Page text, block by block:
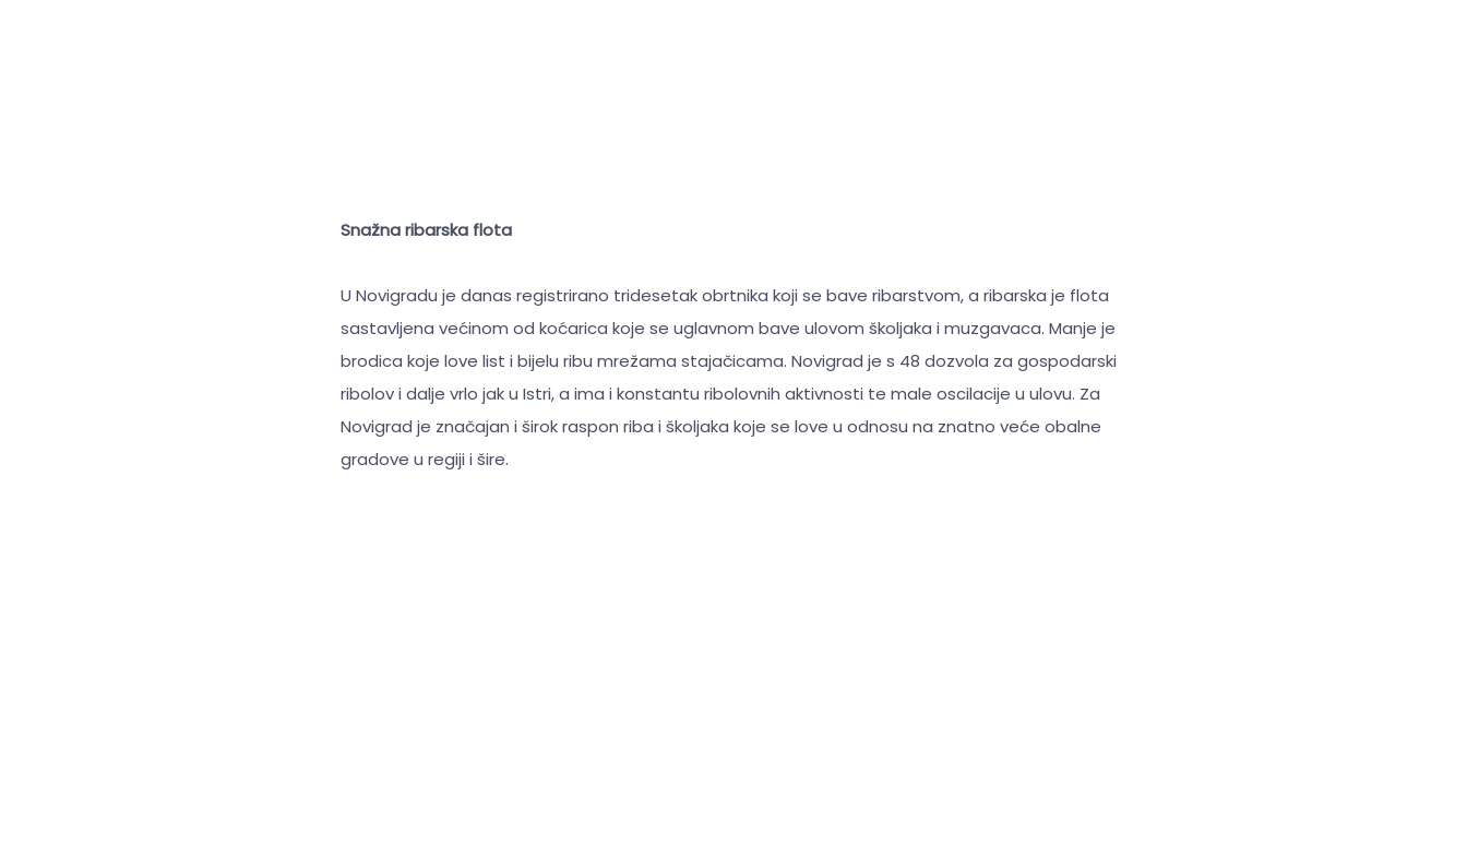
Snažna ribarska flota
U Novigradu je danas registrirano tridesetak obrtnika koji se bave ribarstvom, a ribarska je flota
sastavljena većinom od koćarica koje se uglavnom bave ulovom školjaka i muzgavaca. Manje je
brodica koje love list i bijelu ribu mrežama stajačicama. Novigrad je s 48 dozvola za gospodarski
ribolov i dalje vrlo jak u Istri, a ima i konstantu ribolovnih aktivnosti te male oscilacije u ulovu. Za
Novigrad je značajan i širok raspon riba i školjaka koje se love u odnosu na znatno veće obalne
gradove u regiji i šire.